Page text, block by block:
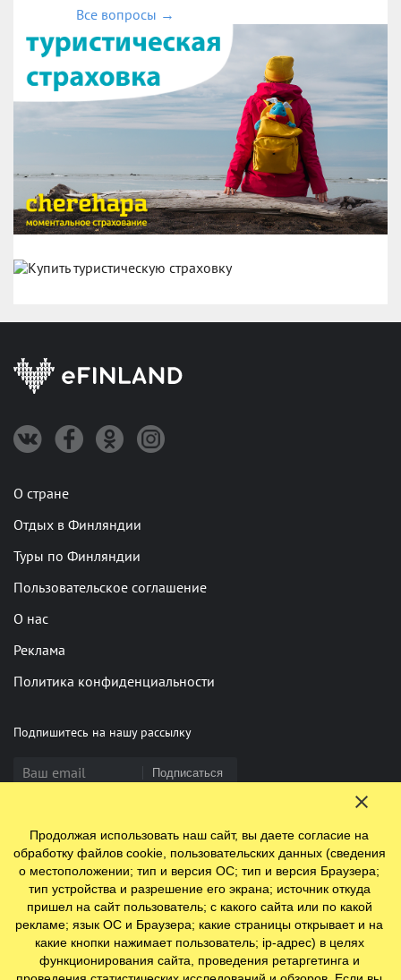
Все вопросы →
О стране
Отдых в Финляндии
Туры по Финляндии
Пользовательское соглашение
О нас
Реклама
Политика конфиденциальности
Подпишитесь на нашу рассылку
Подписаться
Нашли опечатку? Выделите фрагмент и нажмите Ctrl+Enter
© 2009-2026 ООО "Ефинланд.ру". ОГРН 1197847110438.
Юр. адрес: 196084, г. Санкт-Петербург, ул. Цветочная, д. 16,
литер П, помещение 23
Продолжая использовать наш сайт, вы даете согласие на
обработку файлов cookie, пользовательских данных (сведения
о местоположении; тип и версия ОС; тип и версия Браузера;
тип устройства и разрешение его экрана; источник откуда
пришел на сайт пользователь; с какого сайта или по какой
рекламе; язык ОС и Браузера; какие страницы открывает и на
какие кнопки нажимает пользователь; ip-адрес) в целях
функционирования сайта, проведения ретаргетинга и